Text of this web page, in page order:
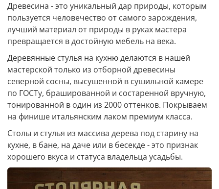
Древесина - это уникальный дар природы, которым
пользуется человечество от самого зарождения,
лучший материал от природы в руках мастера
превращается в достойную мебель на века.
Деревянные стулья на кухню делаются в нашей
мастерской только из отборной древесины
северной сосны, высушенной в сушильной камере
по ГОСТу, брашированной и состаренной вручную,
тонированной в один из 2000 оттенков. Покрываем
на финише итальянским лаком премиум класса.
Столы и стулья из массива дерева под старину на
кухне, в бане, на даче или в бесекде - это признак
хорошего вкуса и статуса владельца усадьбы.